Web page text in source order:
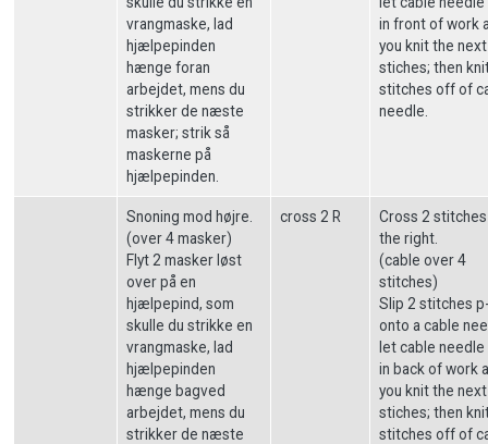
vrangmaske, lad
hjælpepinden
hænge foran
arbejdet, mens du
strikker de næste
masker; strik så
maskerne på
hjælpepinden.
in front of work
you knit the
stiches; then
stitches off of
needle.
Snoning mod højre.
(over 4 masker)
Flyt 2 masker løst
over på en
hjælpepind, som
skulle du strikke en
vrangmaske, lad
hjælpepinden
hænge bagved
arbejdet, mens du
strikker de næste
cross 2 R
Cross 2
the right.
(cable over 4
stitches)
Slip 2 stitches
onto a cable
let cable needle
in back of work
you knit the
stiches; then
stitches off of